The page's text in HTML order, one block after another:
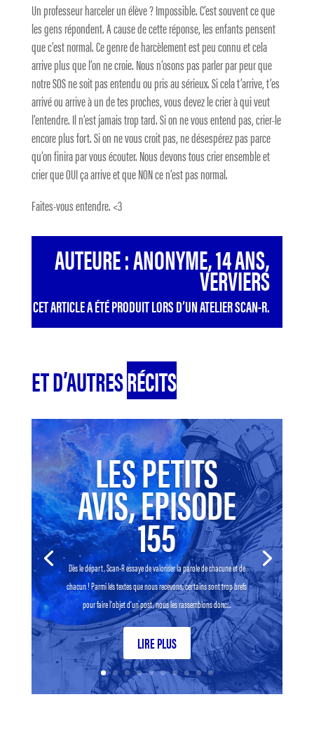
Un professeur harceler un élève ? Impossible. C’est souvent ce que
les gens répondent. A cause de cette réponse, les enfants pensent
que c’est normal. Ce genre de harcèlement est peu connu et cela
arrive plus que l’on ne croie. Nous n’osons pas parler par peur que
notre SOS ne soit pas entendu ou pris au sérieux. Si cela t’arrive, t’es
arrivé ou arrive à un de tes proches, vous devez le crier à qui veut
l’entendre. Il n’est jamais trop tard. Si on ne vous entend pas, crier-le
encore plus fort. Si on ne vous croit pas, ne désespérez pas parce
qu’on finira par vous écouter. Nous devons tous crier ensemble et
crier que OUI ça arrive et que NON ce n’est pas normal.
Faites-vous entendre. <3
AUTEURE : ANONYME, 14 ANS,
VERVIERS
CET ARTICLE A ÉTÉ PRODUIT LORS D’UN ATELIER SCAN-R.
ET D’AUTRESRÉCITS
LES PETITS
AVIS, EPISODE
155
Dès le départ, Scan-R essaye de valoriser la parole de chacune et de
chacun ! Parmi les textes que nous recevons, certains sont trop brefs
pour faire l’objet d’un post, nous les rassemblons donc...
LIRE PLUS